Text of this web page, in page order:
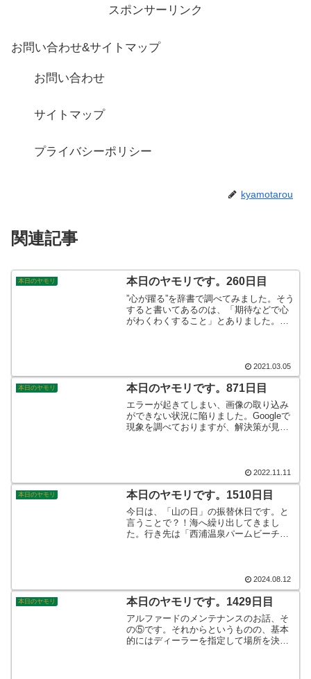
スポンサーリンク
お問い合わせ&サイトマップ
お問い合わせ
サイトマップ
プライバシーポリシー
kyamotarou
関連記事
本日のヤモリ 本日のヤモリです。260日目
”心が躍る”を辞書で調べてみました。そう
すると書いてあるのは、「期待などで心
がわくわくすること」とありました。日
かも知れません。期待に胸を膨らませ
る！
2021.03.05
本日のヤモリ 本日のヤモリです。871日目
エラーが起きてしまい、画像の取り込み
ができない状況に陥りました。Googleで
現象を調べておりますが、解決策が見つ
す。そんなこんなで、本日のヤモリで
す。
2022.11.11
本日のヤモリ 本日のヤモリです。1510日目
今日は、「山の日」の振替休日です。と
言うことで？！海へ繰り出してきまし
た。行き先は「西浦温泉パームビーチ」
っと一安心でした。そんなこんなで、本
日のヤモリです。
2024.08.12
本日のヤモリ 本日のヤモリです。1429日目
アルファードのメンテナンスのお話、そ
の⑤です。それからというものの、基本
的にはディーラーを指定して場所を決め